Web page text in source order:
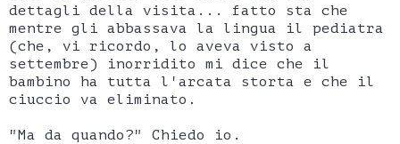
dettagli della visita... fatto sta che
mentre gli abbassava la lingua il pediatra
(che, vi ricordo, lo aveva visto a
settembre) inorridito mi dice che il
bambino ha tutta l'arcata storta e che il
ciuccio va eliminato.
"Ma da quando?" Chiedo io.